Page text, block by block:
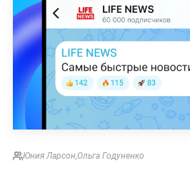
Юния Ларсон,Ольга Годуненко